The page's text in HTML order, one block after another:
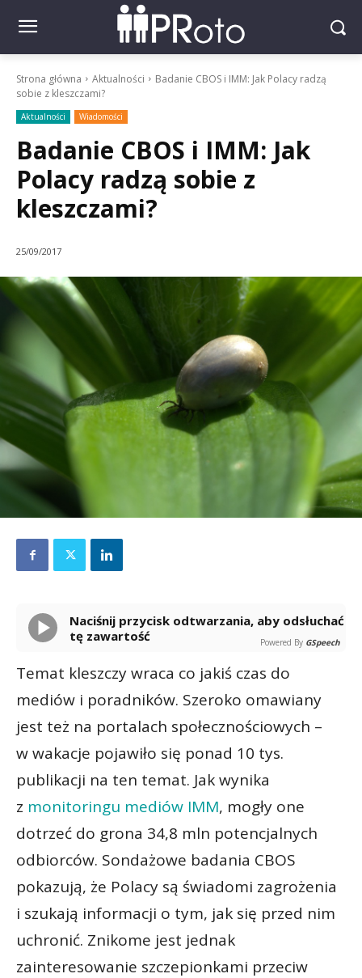
Strona główna Aktualności
Badanie CBOS i IMM: Jak Polacy radzą
sobie z kleszczami?
Aktualności Wiadomości
Badanie CBOS i IMM: Jak
Polacy radzą sobie z
kleszczami?
25/09/2017
Naciśnij przycisk odtwarzania, aby odsłuchać
tę zawartość
Powered By GSpeech
Temat kleszczy wraca co jakiś czas do
mediów i poradników. Szeroko omawiany
jest też na portalach społecznościowych –
w wakacje pojawiło się ponad 10 tys.
publikacji na ten temat. Jak wynika
z monitoringu mediów IMM, mogły one
dotrzeć do grona 34,8 mln potencjalnych
odbiorców. Sondażowe badania CBOS
pokazują, że Polacy są świadomi zagrożenia
i szukają informacji o tym, jak się przed nim
uchronić. Znikome jest jednak
zainteresowanie szczepionkami przeciw